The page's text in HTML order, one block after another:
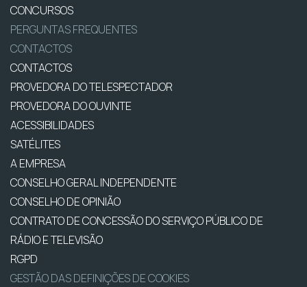
CONCURSOS
PERGUNTAS FREQUENTES
CONTACTOS
CONTACTOS
PROVEDORA DO TELESPECTADOR
PROVEDORA DO OUVINTE
ACESSIBILIDADES
SATÉLITES
A EMPRESA
CONSELHO GERAL INDEPENDENTE
CONSELHO DE OPINIÃO
CONTRATO DE CONCESSÃO DO SERVIÇO PÚBLICO DE
RÁDIO E TELEVISÃO
RGPD
GESTÃO DAS DEFINIÇÕES DE COOKIES